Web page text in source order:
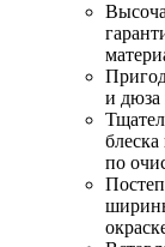
и дюза
по